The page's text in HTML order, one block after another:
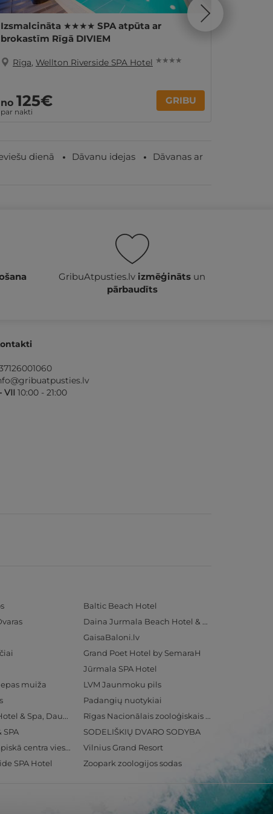
Izsmalcināta ★★★★ SPA atpūta ar
brokastīm Rīgā DIVIEM
Rīga, Wellton Riverside SPA Hotel ★ ★ ★ ★
no 125€
par nakti
GRIBU
dienā Dāvanu idejas
Dāvanas ar
GribuAtpusties.lv izmēģināts un
pārbaudīts
VII 10:00 - 21:00
Baltic Beach Hotel
Daina Jurmala Beach Hotel & SPA
GaisaBaloni.lv
Grand Poet Hotel by SemaraH
Jūrmala SPA Hotel
muiža
LVM Jaunmoku pils
Padangių nuotykiai
Radisson Blu Hotel & Spa, Daugava Riga
Rīgas Nacionālais zooloģiskais dārzs
SPA
SODELIŠKIŲ DVARO SODYBA
Ventspils Olimpiskā centra viesnīca
Vilnius Grand Resort
SPA Hotel Zoopark zoologijos sodas